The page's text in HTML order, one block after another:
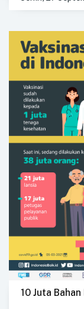
10 Juta